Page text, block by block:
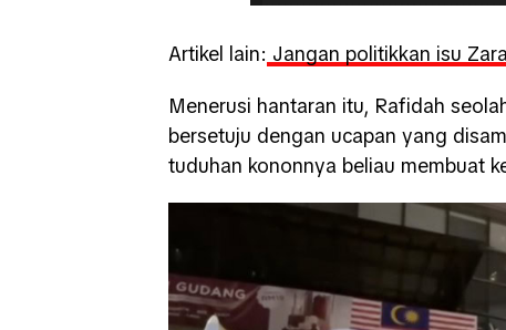
Artikel lain: Jangan politikkan isu
Menerusi hantaran itu, Rafidah
bersetuju dengan ucapan yang
tuduhan kononnya beliau membuat